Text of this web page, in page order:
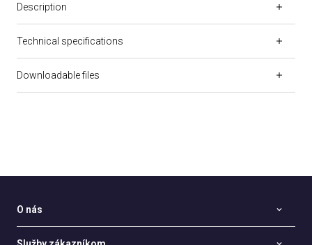
Description
Technical specifications
Downloadable files
O nás